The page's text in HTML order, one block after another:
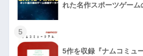
れた名作スポーツゲーム
5
5作を収録『ナムコミュ